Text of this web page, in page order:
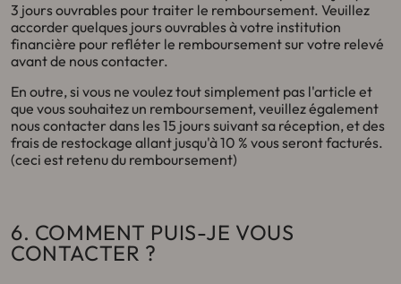
3 jours ouvrables pour traiter le remboursement. Veuillez
accorder quelques jours ouvrables à votre institution
financière pour refléter le remboursement sur votre relevé
avant de nous contacter.
En outre, si vous ne voulez tout simplement pas l'article et
que vous souhaitez un remboursement, veuillez également
nous contacter dans les 15 jours suivant sa réception, et des
frais de restockage allant jusqu'à 10 % vous seront facturés.
(ceci est retenu du remboursement)
6. COMMENT PUIS-JE VOUS
CONTACTER ?